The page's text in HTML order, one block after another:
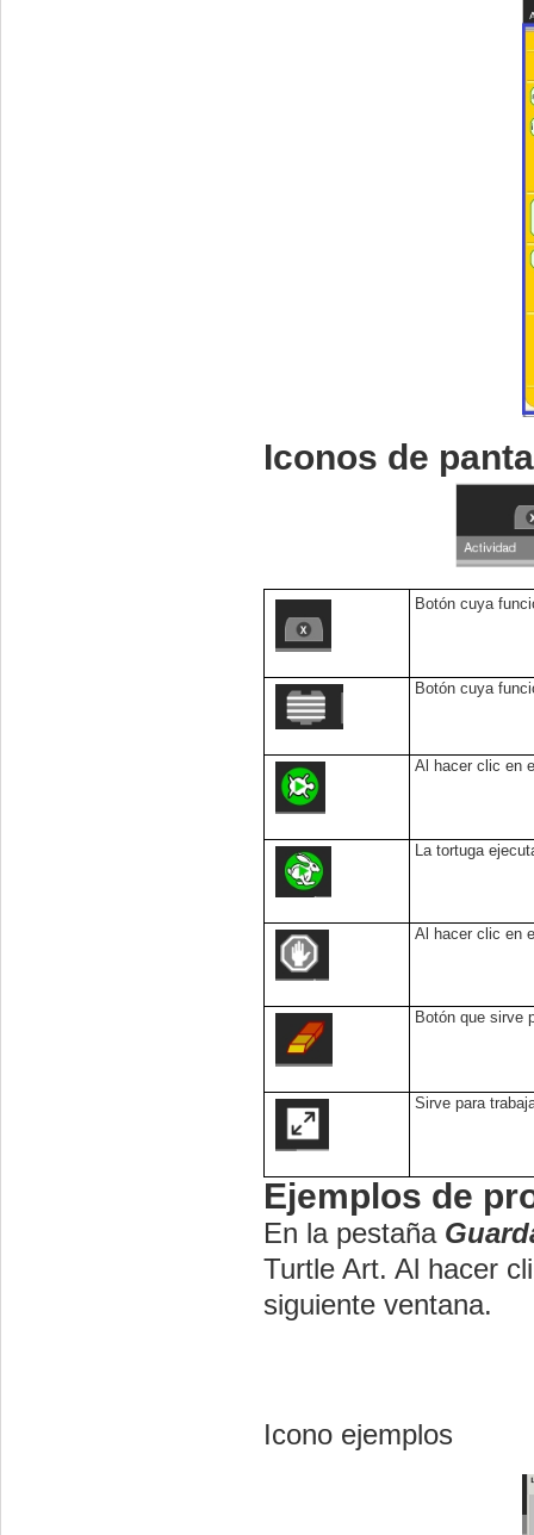
Iconos de
Botón cuya
Botón cuya
Al hacer clic en
La tortuga
Al hacer clic en
Botón que sirve
Sirve para
Ejemplos de
En la pestaña
Turtle Art. Al hacer
siguiente ventana.
Icono ejemplos